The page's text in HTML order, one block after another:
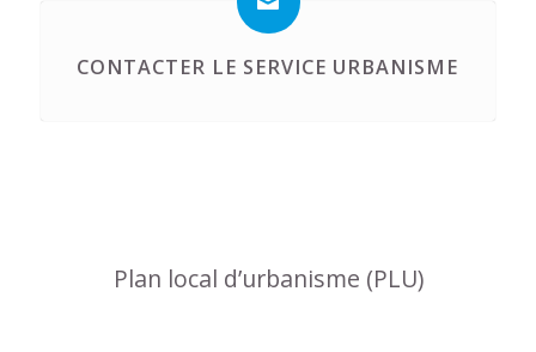
CONTACTER LE SERVICE URBANISME
Plan local d’urbanisme (PLU)